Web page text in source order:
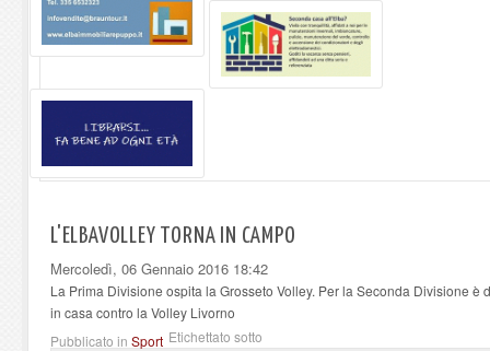
L'ELBAVOLLEY TORNA IN CAMPO
Mercoledì, 06 Gennaio 2016 18:42
La Prima Divisione ospita la Grosseto Volley. Per la Seconda Divisione è
in casa contro la Volley Livorno
Pubblicato in Sport Etichettato sotto